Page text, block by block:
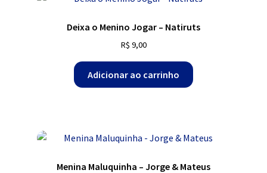
Deixa o Menino Jogar – Natiruts
R$ 9,00
Adicionar ao carrinho
Menina Maluquinha – Jorge & Mateus